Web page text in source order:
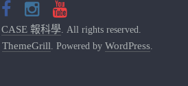
CASE 報科學. All rights reserved.
ThemeGrill. Powered by WordPress.